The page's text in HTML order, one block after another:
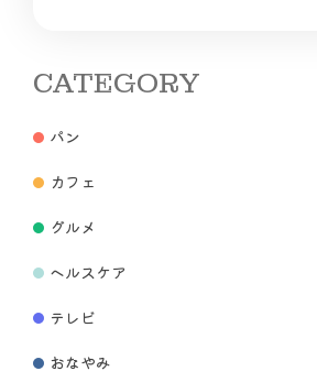
CATEGORY
パン
カフェ
グルメ
ヘルスケア
テレビ
おなやみ